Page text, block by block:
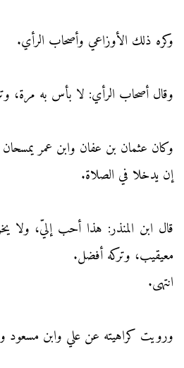
وكره ذلك الأوزاعي وأصحاب الرأي.
وقال أصحاب الرأي: لا بأس به مرة،
وكان عثمان بن عفان وابن عمر
إن يدخلا في الصلاة.
قال ابن المنذر: هذا أحب إليّ،
معيقيب، وتركه أفضل.
انتهى.
ورويت كراهيته عن علي وابن مسعود